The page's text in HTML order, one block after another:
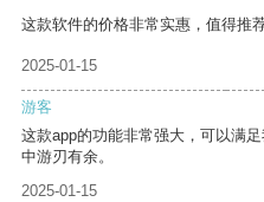
这款软件的价格非常实惠，值得推荐
2025-01-15
游客
这款app的功能非常强大，可以满
中游刃有余。
2025-01-15